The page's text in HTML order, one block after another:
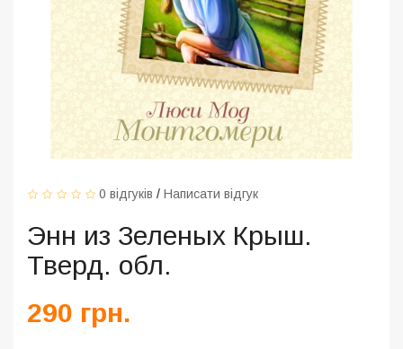
0 відгуків / Написати відгук
Энн из Зеленых Крыш.
Тверд. обл.
290 грн.